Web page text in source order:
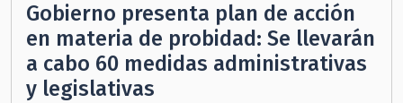
Gobierno presenta plan de acción
en materia de probidad: Se llevarán
a cabo 60 medidas administrativas
y legislativas